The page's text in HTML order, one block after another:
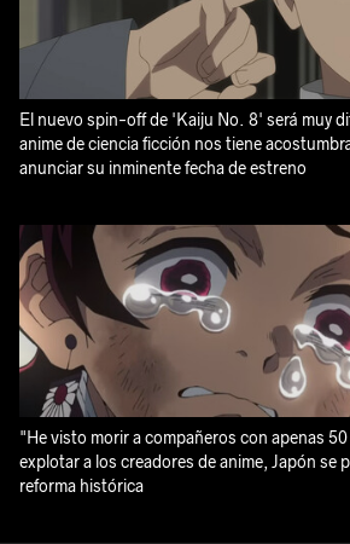
El nuevo spin-off de 'Kaiju No. 8' será muy
anime de ciencia ficción nos tiene
anunciar su inminente fecha de estreno
"He visto morir a compañeros con apenas
explotar a los creadores de anime, Japón se
reforma histórica